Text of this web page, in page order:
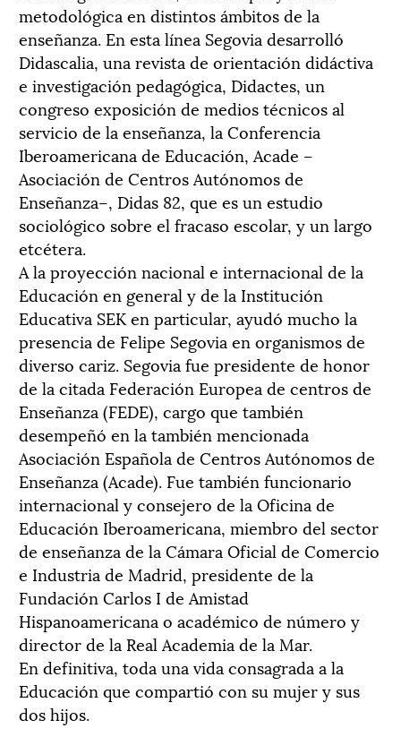
metodológica en distintos ámbitos de la
enseñanza. En esta línea Segovia desarrolló
Didascalia, una revista de orientación didáctiva
e investigación pedagógica, Didactes, un
congreso exposición de medios técnicos al
servicio de la enseñanza, la Conferencia
Iberoamericana de Educación, Acade –
Asociación de Centros Autónomos de
Enseñanza–, Didas 82, que es un estudio
sociológico sobre el fracaso escolar, y un largo
etcétera.
A la proyección nacional e internacional de la
Educación en general y de la Institución
Educativa SEK en particular, ayudó mucho la
presencia de Felipe Segovia en organismos de
diverso cariz. Segovia fue presidente de honor
de la citada Federación Europea de centros de
Enseñanza (FEDE), cargo que también
desempeñó en la también mencionada
Asociación Española de Centros Autónomos de
Enseñanza (Acade). Fue también funcionario
internacional y consejero de la Oficina de
Educación Iberoamericana, miembro del sector
de enseñanza de la Cámara Oficial de Comercio
e Industria de Madrid, presidente de la
Fundación Carlos I de Amistad
Hispanoamericana o académico de número y
director de la Real Academia de la Mar.
En definitiva, toda una vida consagrada a la
Educación que compartió con su mujer y sus
dos hijos.